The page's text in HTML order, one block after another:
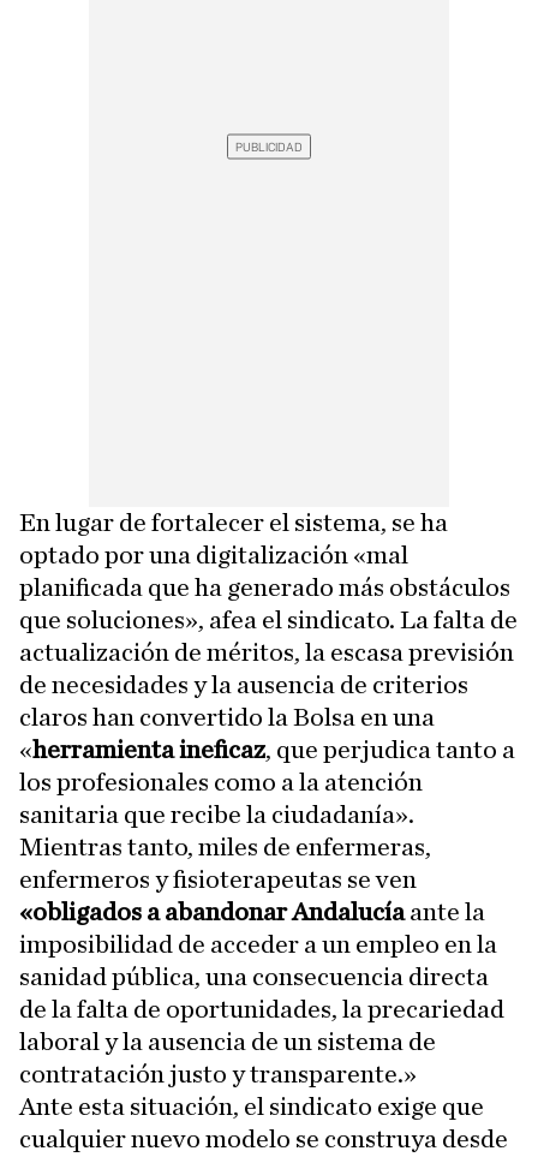
En lugar de fortalecer el sistema, se ha
optado por una digitalización «mal
planificada que ha generado más obstáculos
que soluciones», afea el sindicato. La falta de
actualización de méritos, la escasa previsión
de necesidades y la ausencia de criterios
claros han convertido la Bolsa en una
«herramienta ineficaz, que perjudica tanto a
los profesionales como a la atención
sanitaria que recibe la ciudadanía».
Mientras tanto, miles de enfermeras,
enfermeros y fisioterapeutas se ven
«obligados a abandonar Andalucíaante la
imposibilidad de acceder a un empleo en la
sanidad pública, una consecuencia directa
de la falta de oportunidades, la precariedad
laboral y la ausencia de un sistema de
contratación justo y transparente.»
Ante esta situación, el sindicato exige que
cualquier nuevo modelo se construya desde